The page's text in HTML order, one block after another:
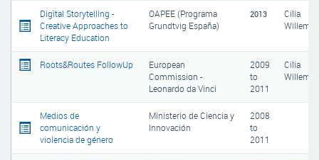
Digital Storytelling -
Creative Approaches to
Literacy Education
OAPEE (Programa
Grundtvig España)
2013
Cilia
Willem
Roots&Routes FollowUp
European
Commission -
Leonardo da Vinci
2009
to
2011
Cilia
Willem
Medios de
comunicación y
violencia de género
Ministerio de Ciencia y
Innovación
2008
to
2011